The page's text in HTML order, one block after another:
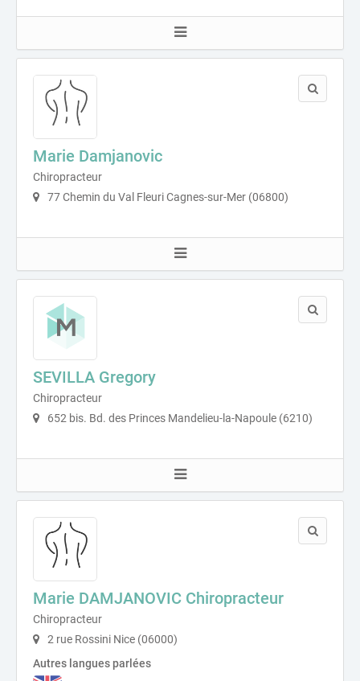
Marie Damjanovic
Chiropracteur
77 Chemin du Val Fleuri Cagnes-sur-Mer (06800)
SEVILLA Gregory
Chiropracteur
652 bis. Bd. des Princes Mandelieu-la-Napoule (6210)
Marie DAMJANOVIC Chiropracteur
Chiropracteur
2 rue Rossini Nice (06000)
Autres langues parlées